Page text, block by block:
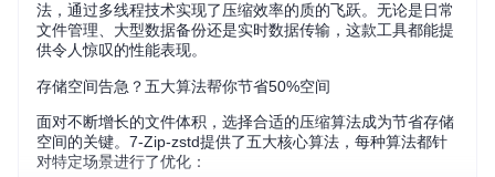
法，通过多线程技术实现了压缩效率的质的飞跃。无论是日常
文件管理、大型数据备份还是实时数据传输，这款工具都能提
供令人惊叹的性能表现。
存储空间告急？五大算法帮你节省50%空间
面对不断增长的文件体积，选择合适的压缩算法成为节省存储
空间的关键。7-Zip-zstd提供了五大核心算法，每种算法都针
对特定场景进行了优化：